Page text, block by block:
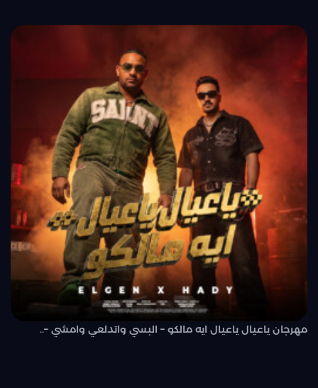
مهرجان ياعيال ياعيال ايه مالكو – البسي واتدلعي وامشي –..